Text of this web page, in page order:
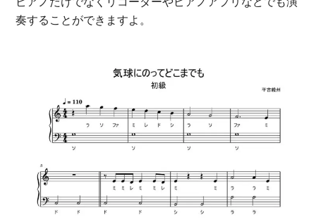
奏することができますよ。